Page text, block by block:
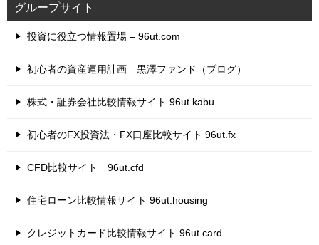
グループサイト
投資に役立つ情報置場 – 96ut.com
初心者の資産運用計画 黒澤ファンド（ブログ）
株式・証券会社比較情報サイト 96ut.kabu
初心者のFX投資法・FX口座比較サイト 96ut.fx
CFD比較サイト 96ut.cfd
住宅ローン比較情報サイト 96ut.housing
クレジットカード比較情報サイト 96ut.card